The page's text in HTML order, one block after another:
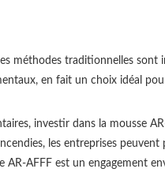
méthodes traditionnelles sont
en fait un choix idéal
investir dans la mousse
les entreprises
AFFF est un engagement